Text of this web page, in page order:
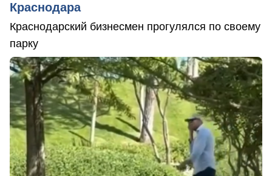
Краснодара
Краснодарский бизнесмен прогулялся по своему
парку